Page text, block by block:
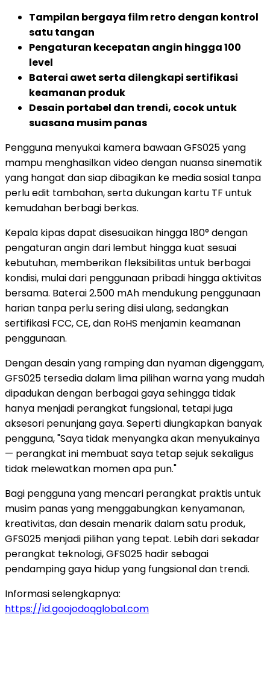
Tampilan bergaya film retro dengan kontrol
satu tangan
Pengaturan kecepatan angin hingga 100
level
Baterai awet serta dilengkapi sertifikasi
keamanan produk
Desain portabel dan trendi, cocok untuk
suasana musim panas
Pengguna menyukai kamera bawaan GFS025 yang
mampu menghasilkan video dengan nuansa sinematik
yang hangat dan siap dibagikan ke media sosial tanpa
perlu edit tambahan, serta dukungan kartu TF untuk
kemudahan berbagi berkas.
Kepala kipas dapat disesuaikan hingga 180° dengan
pengaturan angin dari lembut hingga kuat sesuai
kebutuhan, memberikan fleksibilitas untuk berbagai
kondisi, mulai dari penggunaan pribadi hingga aktivitas
bersama. Baterai 2.500 mAh mendukung penggunaan
harian tanpa perlu sering diisi ulang, sedangkan
sertifikasi FCC, CE, dan RoHS menjamin keamanan
penggunaan.
Dengan desain yang ramping dan nyaman digenggam,
GFS025 tersedia dalam lima pilihan warna yang mudah
dipadukan dengan berbagai gaya sehingga tidak
hanya menjadi perangkat fungsional, tetapi juga
aksesori penunjang gaya. Seperti diungkapkan banyak
pengguna, "Saya tidak menyangka akan menyukainya
— perangkat ini membuat saya tetap sejuk sekaligus
tidak melewatkan momen apa pun."
Bagi pengguna yang mencari perangkat praktis untuk
musim panas yang menggabungkan kenyamanan,
kreativitas, dan desain menarik dalam satu produk,
GFS025 menjadi pilihan yang tepat. Lebih dari sekadar
perangkat teknologi, GFS025 hadir sebagai
pendamping gaya hidup yang fungsional dan trendi.
Informasi selengkapnya:
https://id.goojodoqglobal.com